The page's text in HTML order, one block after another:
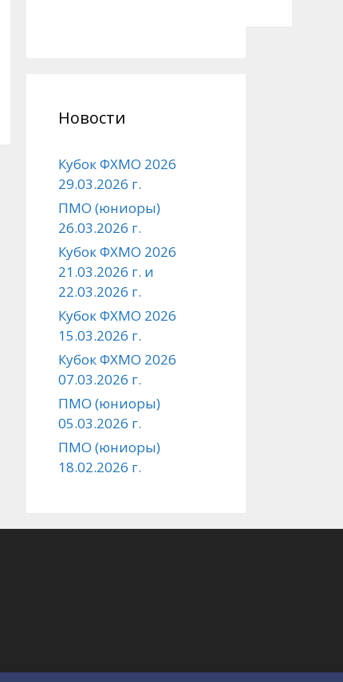
Новости
Кубок ФХМО 2026
29.03.2026 г.
ПМО (юниоры)
26.03.2026 г.
Кубок ФХМО 2026
21.03.2026 г. и
22.03.2026 г.
Кубок ФХМО 2026
15.03.2026 г.
Кубок ФХМО 2026
07.03.2026 г.
ПМО (юниоры)
05.03.2026 г.
ПМО (юниоры)
18.02.2026 г.